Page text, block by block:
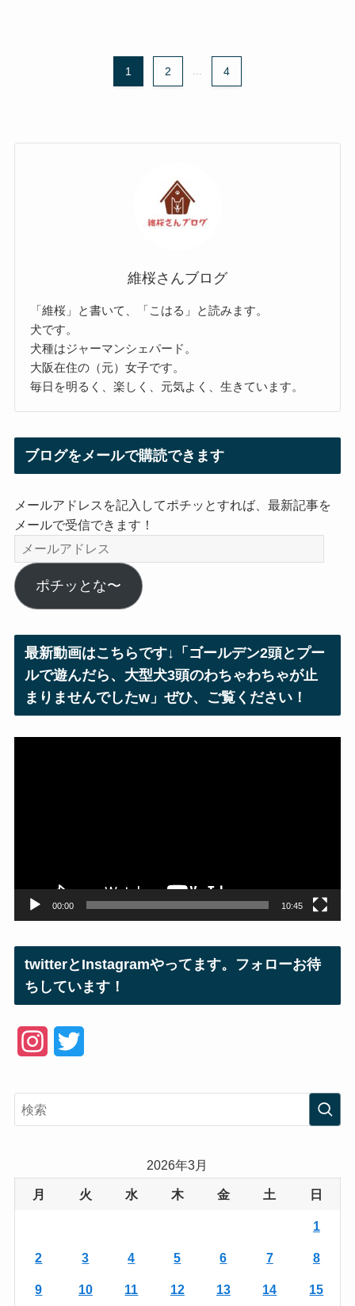
1 2 ... 4
維桜さんブログ
「維桜」と書いて、「こはる」と読みます。
犬です。
犬種はジャーマンシェパード。
大阪在住の（元）女子です。
毎日を明るく、楽しく、元気よく、生きています。
ブログをメールで購読できます
メールアドレスを記入してポチッとすれば、最新記事を
メールで受信できます！
メ
ー
ル
ア
ス
ポチッとな〜
最新動画はこちらです↓「ゴールデン2頭とプー
ルで遊んだら、大型犬3頭のわちゃわちゃが止
まりませんでしたw」ぜひ、ご覧ください！
00:00 10:45
twitterとInstagramやってます。フォローお待
ちしています！
e
2026年3月
月 火 水 木 金 土 日
1
2 3 4 5 6 7 8
9 10 11 12 13 14 15